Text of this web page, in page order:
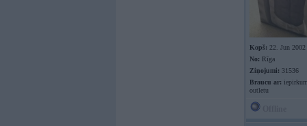
Kopš: 22. Jun 2002
No: Rīga
Ziņojumi: 31536
Braucu ar:
outletu